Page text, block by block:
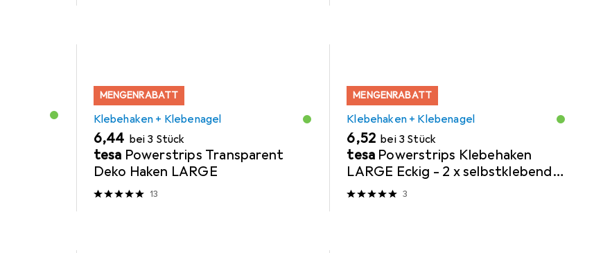
MENGENRABATT
Klebehaken + Klebenagel
EUR
6,44 bei 3 Stück
tesa Powerstrips Transparent
Deko Haken LARGE
13
MENGENRABATT
Klebehaken + Klebenagel
EUR
6,52 bei 3 Stück
tesa Powerstrips Klebehaken
LARGE Eckig - 2 x selbstklebende
Wandhaken
3